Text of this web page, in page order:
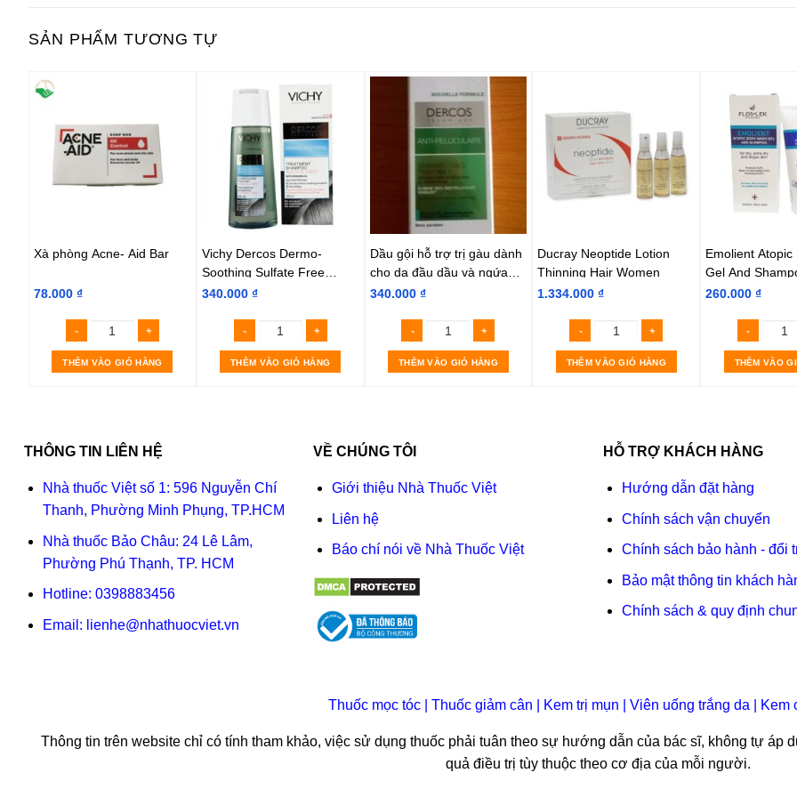
SẢN PHẨM TƯƠNG TỰ
Xà phòng Acne- Aid Bar
78.000 ₫
THÊM VÀO GIỎ HÀNG
Vichy Dercos Dermo-
Soothing Sulfate Free
Shampoo
340.000 ₫
THÊM VÀO GIỎ HÀNG
Dầu gội hỗ trợ trị gàu dành
cho da đầu dầu và ngứa
Vichy
340.000 ₫
THÊM VÀO GIỎ HÀNG
Ducray Neoptide Lotion
Thinning Hair Women
1.334.000₫
THÊM VÀO GIỎ HÀNG
Emolient Atopic
Gel And
150Ml – Gel
260.000₫
THÊM VÀO
THÔNG TIN LIÊN HỆ
Nhà thuốc Việt số 1: 596 Nguyễn Chí
Thanh, Phường Minh Phụng, TP.HCM
Nhà thuốc Bảo Châu: 24 Lê Lâm,
Phường Phú Thạnh, TP. HCM
Hotline: 0398883456
Email: lienhe@nhathuocviet.vn
VỀ CHÚNG TÔI
Giới thiệu Nhà Thuốc Việt
Liên hệ
Báo chí nói về Nhà Thuốc Việt
HỖ TRỢ KHÁCH HÀNG
Hướng dẫn đặt hàng
Chính sách vận chuyển
Chính sách bảo hành - đổi
Bảo mật thông tin khách
Chính sách & quy định
Thuốc mọc tóc| Thuốc giảm cân Kem trị mụn Viên uống trắng da| Kem
Thông tin trên website chỉ có tính tham khảo, việc sử dụng thuốc phải tuân theo sự hướng dẫn của bác sĩ, không tự áp
quả điều trị tùy thuộc theo cơ địa của mỗi người.